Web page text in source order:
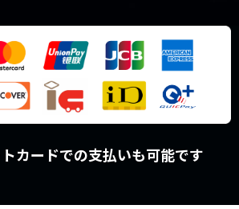
カードでの支払いも可能です